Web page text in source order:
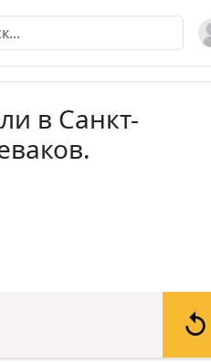
в Санкт-